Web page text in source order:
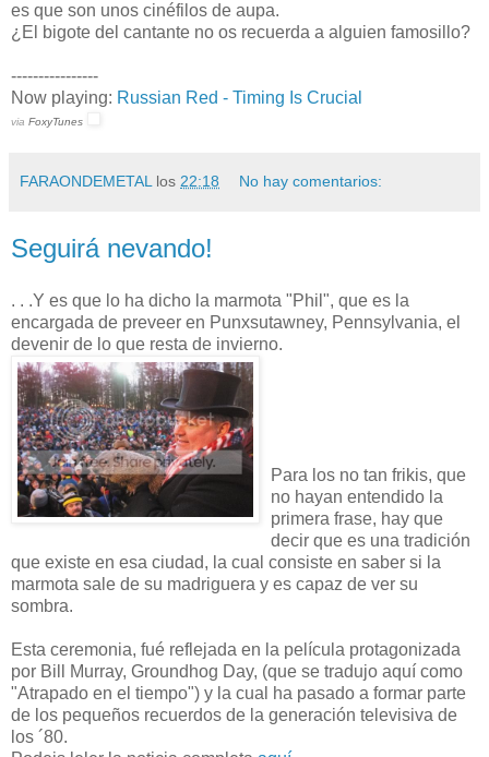
es que son unos cinéfilos de aupa.
¿El bigote del cantante no os recuerda a alguien famosillo?
----------------
Now playing: Russian Red - Timing Is Crucial
via FoxyTunes
FARAONDEMETAL los 22:18 No hay comentarios:
Seguirá nevando!
. . .Y es que lo ha dicho la marmota "Phil", que es la
encargada de preveer en Punxsutawney, Pennsylvania, el
devenir de lo que resta de invierno.
Para los no tan frikis, que
no hayan entendido la
primera frase, hay que
decir que es una tradición
que existe en esa ciudad, la cual consiste en saber si la
marmota sale de su madriguera y es capaz de ver su
sombra.
Esta ceremonia, fué reflejada en la película protagonizada
por Bill Murray, Groundhog Day, (que se tradujo aquí como
"Atrapado en el tiempo") y la cual ha pasado a formar parte
de los pequeños recuerdos de la generación televisiva de
los ´80.